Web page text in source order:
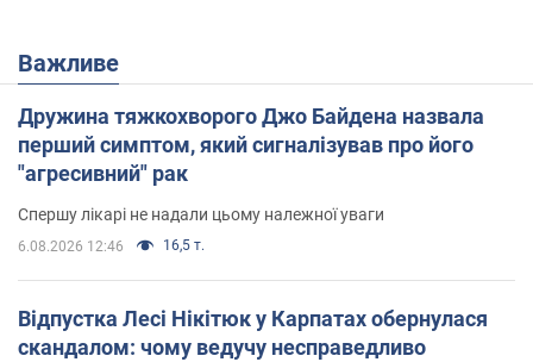
Важливе
Дружина тяжкохворого Джо Байдена назвала
перший симптом, який сигналізував про його
"агресивний" рак
Спершу лікарі не надали цьому належної уваги
6.08.2026 12:46 16,5 т.
Відпустка Лесі Нікітюк у Карпатах обернулася
скандалом: чому ведучу несправедливо